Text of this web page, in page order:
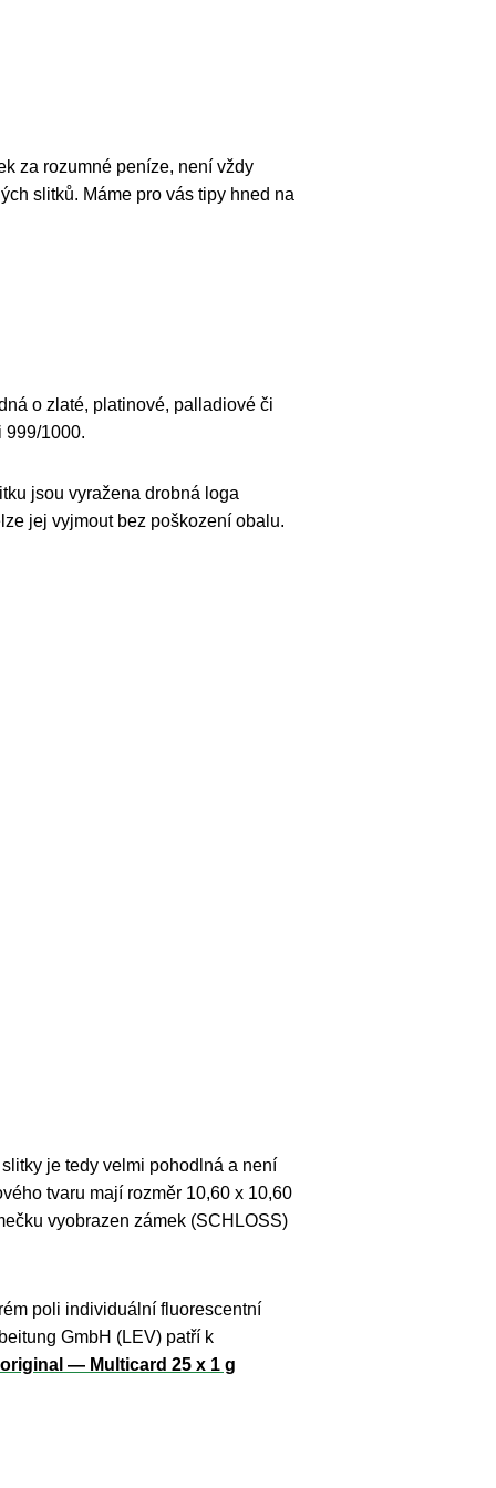
za rozumné peníze, není vždy
slitků. Máme pro vás tipy hned na
o zlaté, platinové, palladiové či
999/1000.
jsou vyražena drobná loga
jej vyjmout bez poškození obalu.
je tedy velmi pohodlná a není
tvaru mají rozměr 10,60 x 10,60
vyobrazen zámek (SCHLOSS)
poli individuální fluorescentní
GmbH (LEV) patří k
— Multicard 25 x 1 g